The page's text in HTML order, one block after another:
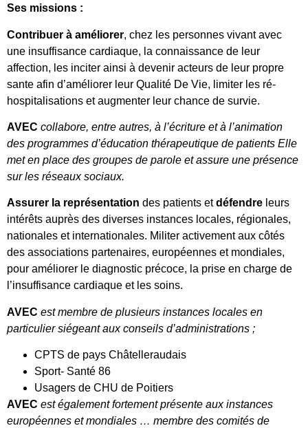
Ses missions :
Contribuer à améliorer, chez les personnes vivant avec
une insuffisance cardiaque, la connaissance de leur
affection, les inciter ainsi à devenir acteurs de leur propre
sante afin d’améliorer leur Qualité De Vie, limiter les ré-
hospitalisations et augmenter leur chance de survie.
AVEC collabore, entre autres, à l’écriture et à l’animation
des programmes d’éducation thérapeutique de patients Elle
met en place des groupes de parole et assure une présence
sur les réseaux sociaux.
Assurer la représentation des patients etdéfendre leurs
intérêts auprès des diverses instances locales, régionales,
nationales et internationales. Militer activement aux côtés
des associations partenaires, européennes et mondiales,
pour améliorer le diagnostic précoce, la prise en charge de
l’insuffisance cardiaque et les soins.
AVEC est membre de plusieurs instances locales en
particulier siégeant aux conseils d’administrations ;
CPTS de pays Châtelleraudais
Sport- Santé 86
Usagers de CHU de Poitiers
AVEC est également fortement présente aux instances
européennes et mondiales … membre des comités de